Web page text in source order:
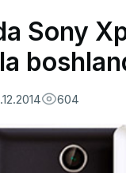
Sony
604